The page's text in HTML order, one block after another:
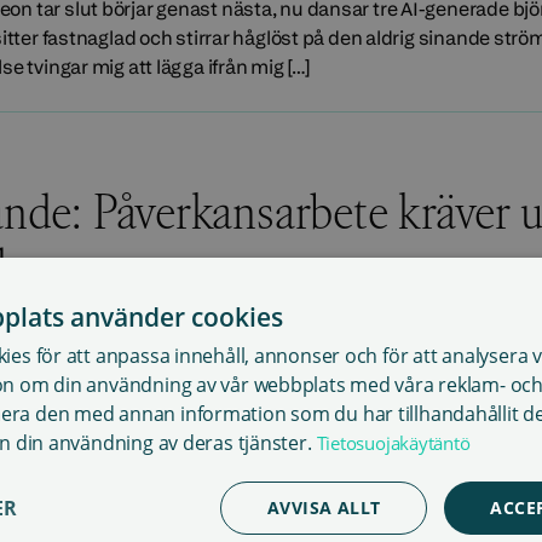
tar slut börjar genast nästa, nu dansar tre AI-generade
fastnaglad och stirrar håglöst på den aldrig sinande
tvingar mig att lägga ifrån mig […]
Påverkansarbete kräver
Vid årsskiftet fick Sanasto nästan en helt ny
författare, som även jag företräder, fortsatte som
vid Sanasto har jag erfarenhet av bevakning av
sedan hösten 2023. Personalen på kontoret
använder cookies
för att anpassa innehåll, annonser och för att analysera
om din användning av vår webbplats med våra reklam-
den med annan information som du har tillhandahållit
din användning av deras tjänster. Tietosuojakäytäntö
AVVISA ALLT